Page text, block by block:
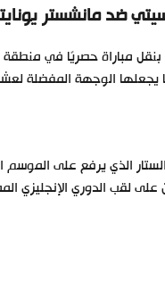
ضد مانشستر
بنقل مباراة حصريًا في
يجعلها الوجهة المفضلة
الستار الذي يرفع على
لقب الدوري الإنجليزي